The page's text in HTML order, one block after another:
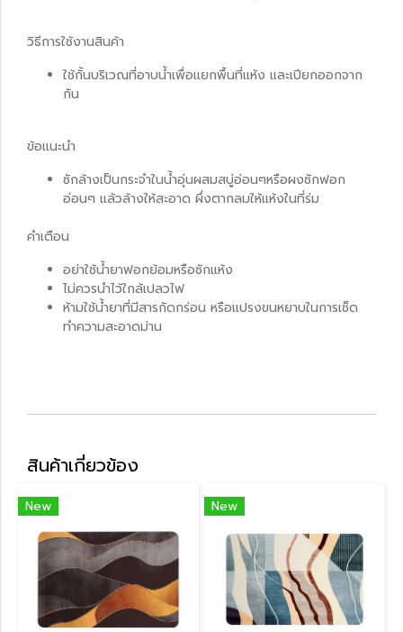
วิธีการใช้งานสินค้า
ใช้กั้นบริเวณที่อาบน้ำเพื่อแยกพื้นที่แห้ง และเปียกออกจาก
กัน
ข้อแนะนำ
ซักล้างเป็นกระจำในน้ำอุ่นผสมสบู่อ่อนๆหรือผงซักฟอก
อ่อนๆ แล้วล้างให้สะอาด ผึ่งตากลมให้แห้งในที่ร่ม
คำเตือน
อย่าใช้น้ำยาฟอกย้อมหรือซักแห้ง
ไม่ควรนำไว้ใกล้เปลวไฟ
ห้ามใช้น้ำยาที่มีสารกัดกร่อน หรือแปรงขนหยาบในการเช็ด
ทำความสะอาดม่าน
สินค้าเกี่ยวข้อง
New New